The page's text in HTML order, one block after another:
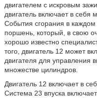
двигателем с искровым
двигатель включает в себя
События сгорания в
поршень, который, в свою
хорошо известно
того, двигатель 12 может
двигателя для управления
множестве цилиндров.
Двигатель 12 включает в
Система 23 впуска